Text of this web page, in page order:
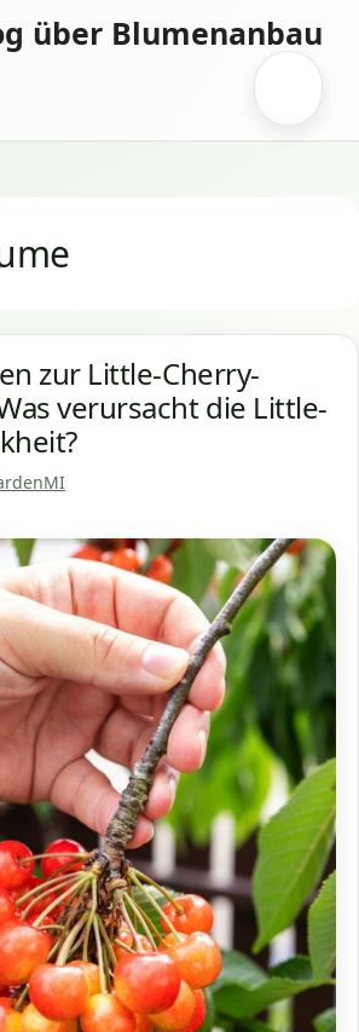
über Blumenanbau
zur Little-Cherry-
verursacht die Little-